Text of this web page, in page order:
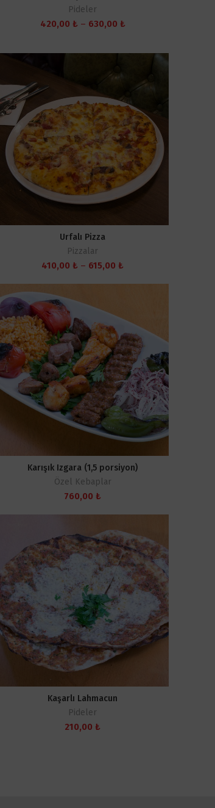
Pideler
420,00 ₺ – 630,00 ₺Fiyat
Urfalı Pizza
Pizzalar
410,00 ₺ – 615,00 ₺Fiyat
Karışık Izgara (1,5 porsiyon)
Özel Kebaplar
760,00 ₺
Kaşarlı Lahmacun
Pideler
210,00 ₺